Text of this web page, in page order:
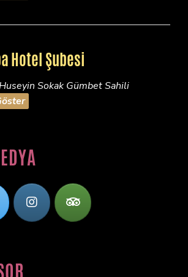
Hotel Şubesi
Sokak Gümbet Sahili